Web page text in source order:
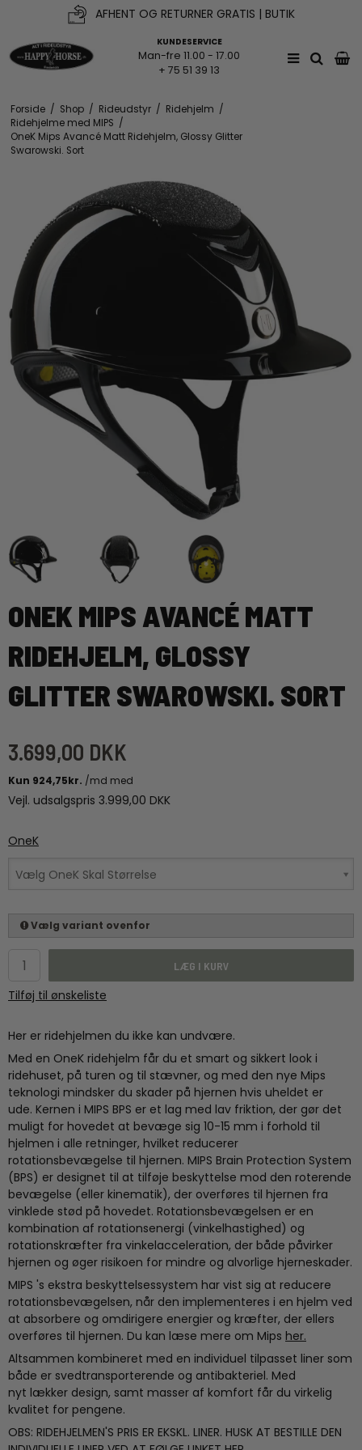
AFHENT OG RETURNER GRATIS | BUTIK
FRI FRAGT V. KØB OVER 500KR*
KUNDESERVICE
Man-fre 11.00 - 17.00
+ 75 51 39 13
Forside / Shop / Rideudstyr / Ridehjelm /
Ridehjelme med MIPS /
OneK Mips Avancé Matt Ridehjelm, Glossy Glitter
Swarowski. Sort
ONEK MIPS AVANCÉ MATT
RIDEHJELM, GLOSSY
GLITTER SWAROWSKI. SORT
3.699,00 DKK
Vejl. udsalgspris 3.999,00 DKK
OneK
Vælg OneK Skal Størrelse
Vælg variant ovenfor
LÆG I KURV
Tilføj til ønskeliste
Her er ridehjelmen du ikke kan undvære.
Med en OneK ridehjelm får du et smart og sikkert look i
ridehuset, på turen og til stævner, og med den nye Mips
teknologi mindsker du skader på hjernen hvis uheldet er
ude. Kernen i MIPS BPS er et lag med lav friktion, der gør det
muligt for hovedet at bevæge sig 10-15 mm i forhold til
hjelmen i alle retninger, hvilket reducerer
rotationsbevægelse til hjernen. MIPS Brain Protection System
(BPS) er designet til at tilføje beskyttelse mod den roterende
bevægelse (eller kinematik), der overføres til hjernen fra
vinklede stød på hovedet. Rotationsbevægelsen er en
kombination af rotationsenergi (vinkelhastighed) og
rotationskræfter fra vinkelacceleration, der både påvirker
hjernen og øger risikoen for mindre og alvorlige hjerneskader.
MIPS 's ekstra beskyttelsessystem har vist sig at reducere
rotationsbevægelsen, når den implementeres i en hjelm ved
at absorbere og omdirigere energier og kræfter, der ellers
overføres til hjernen. Du kan læse mere om Mips her.
Altsammen kombineret med en individuel tilpasset liner som
både er svedtransporterende og antibakteriel. Med
nyt lækker design, samt masser af komfort får du virkelig
kvalitet for pengene.
OBS: RIDEHJELMEN'S PRIS ER EKSKL. LINER. HUSK AT BESTILLE DEN